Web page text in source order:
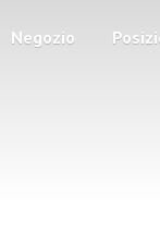
Negozio